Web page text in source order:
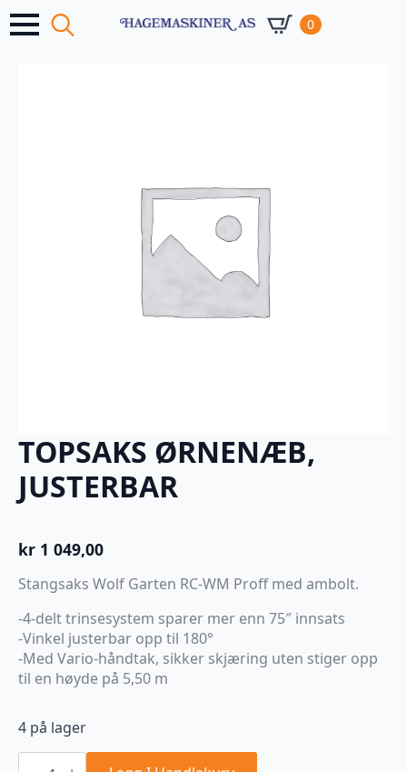
0
TOPSAKS ØRNENÆB,
JUSTERBAR
kr 1 049,00
Stangsaks Wolf Garten RC-WM Proff med ambolt.
-4-delt trinsesystem sparer mer enn 75″ innsats
-Vinkel justerbar opp til 180°
-Med Vario-håndtak, sikker skjæring uten stiger opp
til en høyde på 5,50 m
4 på lager
TOPSAKS